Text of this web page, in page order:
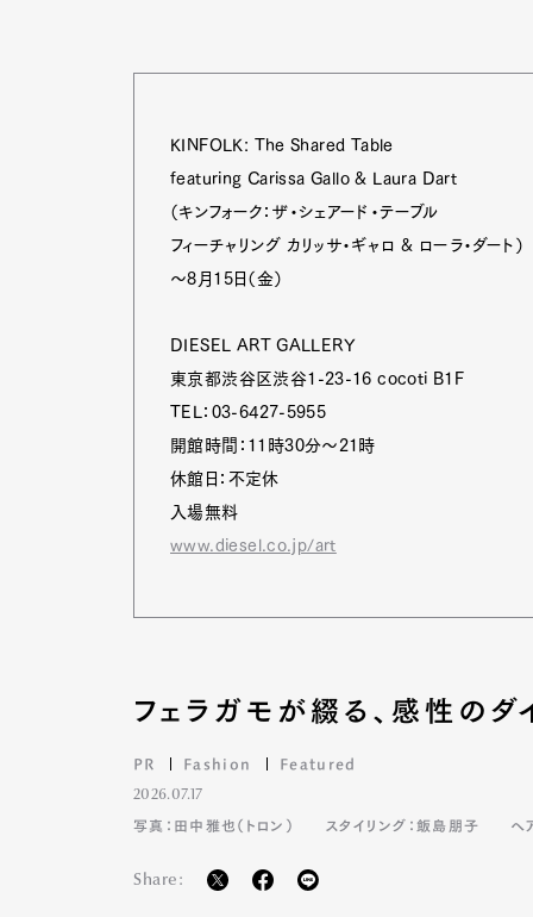
KINFOLK: The Shared Table
featuring Carissa Gallo & Laura Dart
（キンフォーク：ザ・シェアード・テーブル
フィーチャリング カリッサ・ギャロ & ローラ・ダート）
～8月15日（金）
DIESEL ART GALLERY
東京都渋谷区渋谷1-23-16 cocoti B1F
TEL：03-6427-5955
開館時間：11時30分～21時
休館日：不定休
入場無料
www.diesel.co.jp/art
フェラガモが綴る、感性のダ
PR Fashion Featured
2026.07.17
写真：田中雅也（トロン） スタイリング：飯島朋子 ヘ
Share: